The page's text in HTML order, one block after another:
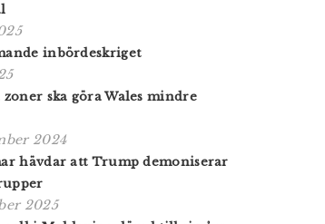
inbördeskriget
ska göra Wales mindre
2024
hävdar att Trump demoniserar
2025